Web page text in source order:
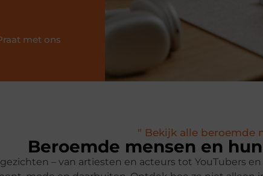
met ons
" Bekijk alle beroemde
Beroemde mensen en
– van artiesten en acteurs tot YouTubers